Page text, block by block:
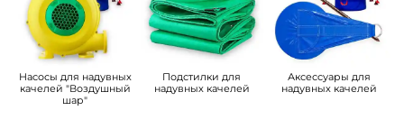
Насосы для надувных
качелей "Воздушный
шар"
Подстилки для
надувных качелей
Аксессуары для
надувных качелей